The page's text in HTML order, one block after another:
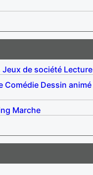
Jeux de société Lecture
Comédie Dessin animé
Marche